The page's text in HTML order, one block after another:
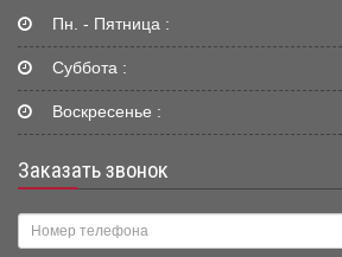
Пн. - Пятница :
Суббота :
Воскресенье :
Заказать звонок